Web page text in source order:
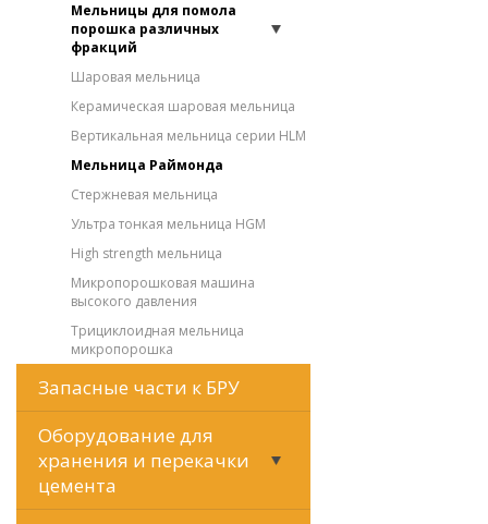
Мельницы для помола
порошка различных
фракций
Шаровая мельница
Керамическая шаровая мельница
Вертикальная мельница серии HLM
Мельница Раймонда
Стержневая мельница
Ультра тонкая мельница HGM
High strength мельница
Микропорошковая машина
высокого давления
Трициклоидная мельница
микропорошка
Запасные части к БРУ
Оборудование для
хранения и перекачки
цемента